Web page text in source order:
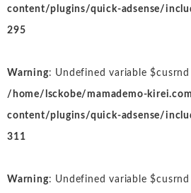
content/plugins/quick-adsense/
295
Warning: Undefined variable $cusrnd
/home/lsckobe/mamademo-
content/plugins/quick-adsense/
311
Warning: Undefined variable $cusrnd